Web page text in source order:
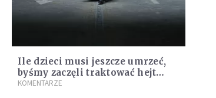
Ile dzieci musi jeszcze umrzeć,
byśmy zaczęli traktować hejt
poważnie?
KOMENTARZE